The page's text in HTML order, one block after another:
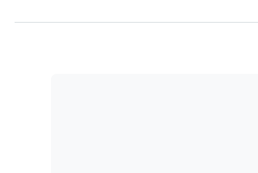
propriedade de imóvel proveniente de